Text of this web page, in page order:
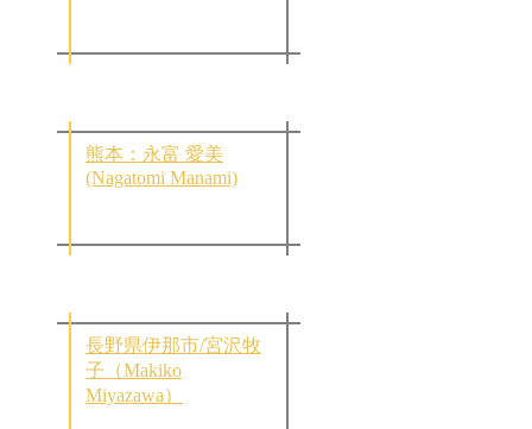
熊本：永富 愛美
(Nagatomi Manami)
長野県伊那市/宮沢牧
子（Makiko
Miyazawa）